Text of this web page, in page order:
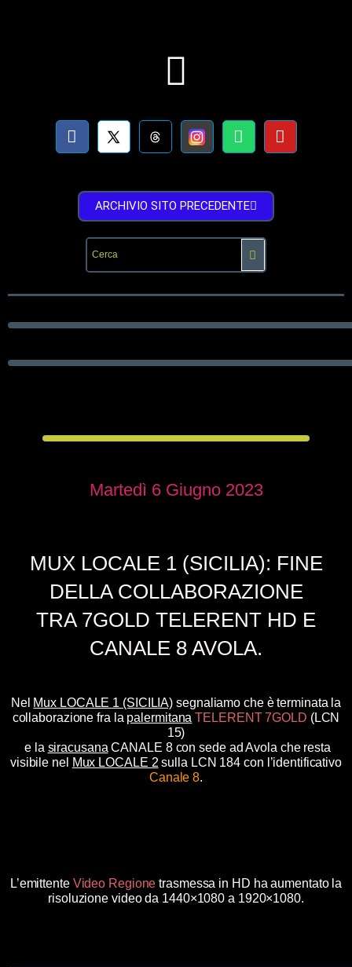
ARCHIVIO SITO PRECEDENTE
Martedì 6 Giugno 2023
MUX LOCALE 1 (SICILIA): FINE
DELLA COLLABORAZIONE
TRA 7GOLD TELERENT HD E
CANALE 8 AVOLA.
Nel Mux LOCALE 1 (SICILIA) segnaliamo che è terminata la
collaborazione fra la palermitana TELERENT 7GOLD (LCN
15)
e la siracusana CANALE 8 con sede ad Avola che resta
visibile nel Mux LOCALE 2 sulla LCN 184 con l’identificativo
Canale 8.
L’emittente Video Regionetrasmessa in HD ha aumentato la
risoluzione video da 1440×1080 a 1920×1080.